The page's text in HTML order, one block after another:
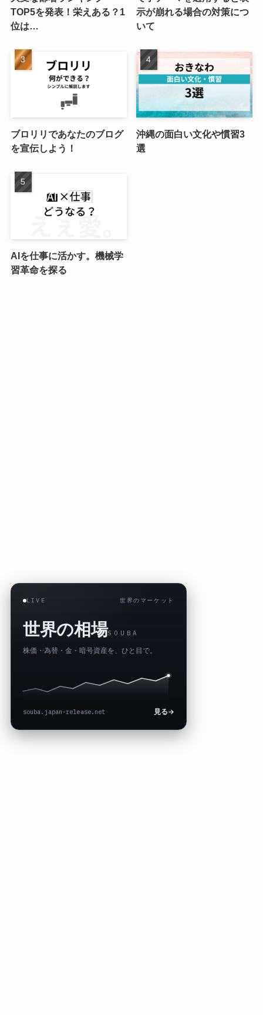
TOP5を発表！栄えある？1
位は…
示が崩れる場合の対策につ
いて
ブロリリであなたのブログ
を宣伝しよう！
沖縄の面白い文化や慣習3
選
AIを仕事に活かす。機械学
習革命を探る
LIVE 世界のマーケット
世界の相場SOUBA
株価・為替・金・暗号資産を、ひと目で。
souba.japan-release.net 見る→